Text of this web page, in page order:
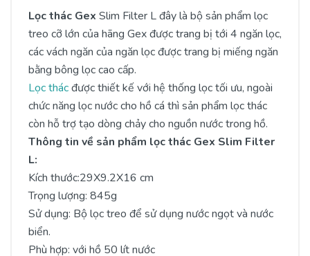
Lọc thác Gex Slim Filter L đây là bộ sản phẩm lọc
treo cỡ lớn của hãng Gex được trang bị tới 4 ngăn lọc,
các vách ngăn của ngăn lọc được trang bị miếng ngăn
bằng bông lọc cao cấp.
Lọc thácđược thiết kế với hệ thống lọc tối ưu, ngoài
chức năng lọc nước cho hồ cá thì sản phẩm lọc thác
còn hỗ trợ tạo dòng chảy cho nguồn nước trong hồ.
Thông tin về sản phẩm lọc thác Gex Slim Filter
L:
Kích thước:29X9.2X16 cm
Trọng lượng: 845g
Sử dụng: Bộ lọc treo để sử dụng nước ngọt và nước
biển.
Phù hợp: với hồ 50 lít nước